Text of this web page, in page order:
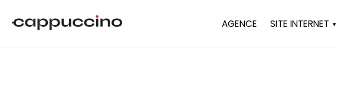
AGENCE SITE INTERNET